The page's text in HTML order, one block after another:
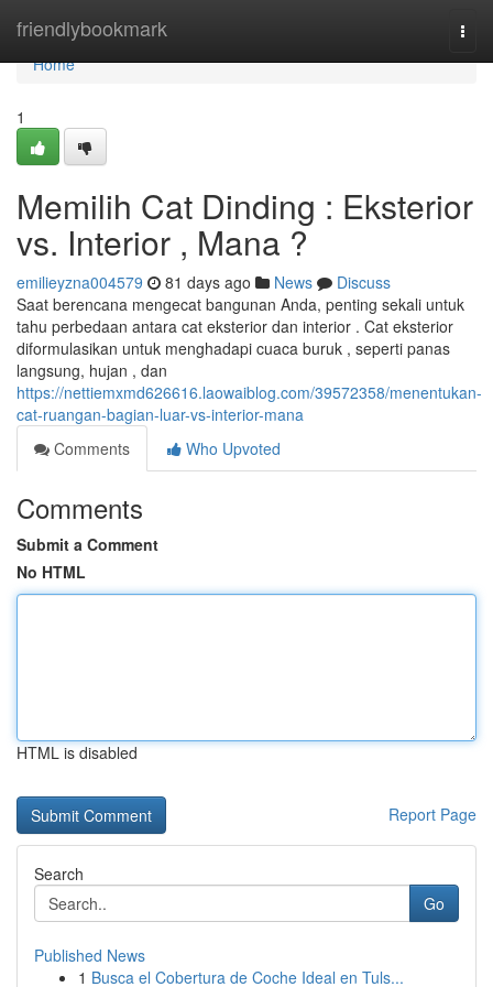
friendlybookmark
Home
Home
1
Memilih Cat Dinding : Eksterior
vs. Interior , Mana ?
emilieyzna004579 81 days ago News
Discuss
Saat berencana mengecat bangunan Anda, penting sekali untuk
tahu perbedaan antara cat eksterior dan interior . Cat eksterior
diformulasikan untuk menghadapi cuaca buruk , seperti panas
langsung, hujan , dan
https://nettiemxmd626616.laowaiblog.com/39572358/menentukan-
cat-ruangan-bagian-luar-vs-interior-mana
Comments
Who Upvoted
Comments
Submit a Comment
No HTML
HTML is disabled
Report Page
Search
Go
Published News
1 Busca el Cobertura de Coche Ideal en Tuls...